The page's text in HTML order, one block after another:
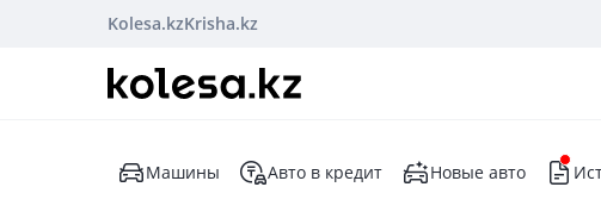
Kolesa.kzKrisha.kz
Машины Авто в кредит Новые авто